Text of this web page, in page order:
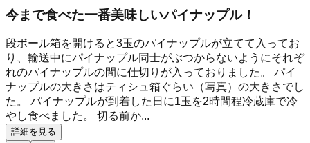
今まで食べた一番美味しいパイナップル！
段ボール箱を開けると3玉のパイナップルが立てて入ってお
り、輸送中にパイナップル同士がぶつからないようにそれぞ
れのパイナップルの間に仕切りが入っておりました。 パイ
ナップルの大きさはティシュ箱ぐらい（写真）の大きさでし
た。 パイナップルが到着した日に1玉を2時間程冷蔵庫で冷
やし食べました。 切る前か...
詳細を見る